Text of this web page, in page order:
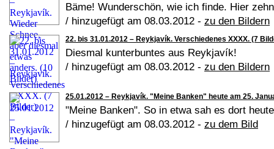
Bäme! Wunderschön, wie ich finde. Hier
/ hinzugefügt am 08.03.2012 - zu den Bildern
22. bis 31.01.2012 – Reykjavík. Verschiedenes XXXX. (7
Diesmal kunterbuntes aus Reykjavík!
/ hinzugefügt am 08.03.2012 - zu den Bildern
25.01.2012 – Reykjavík. "Meine Banken" heute am 25.
"Meine Banken". So in etwa sah es dort
/ hinzugefügt am 08.03.2012 - zu dem Bild